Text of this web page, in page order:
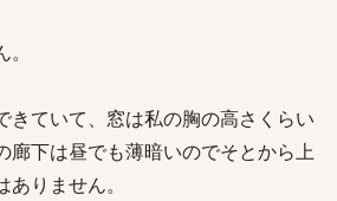
きていて、窓は私の胸の高さくらい
廊下は昼でも薄暗いのでそとから上
りません。